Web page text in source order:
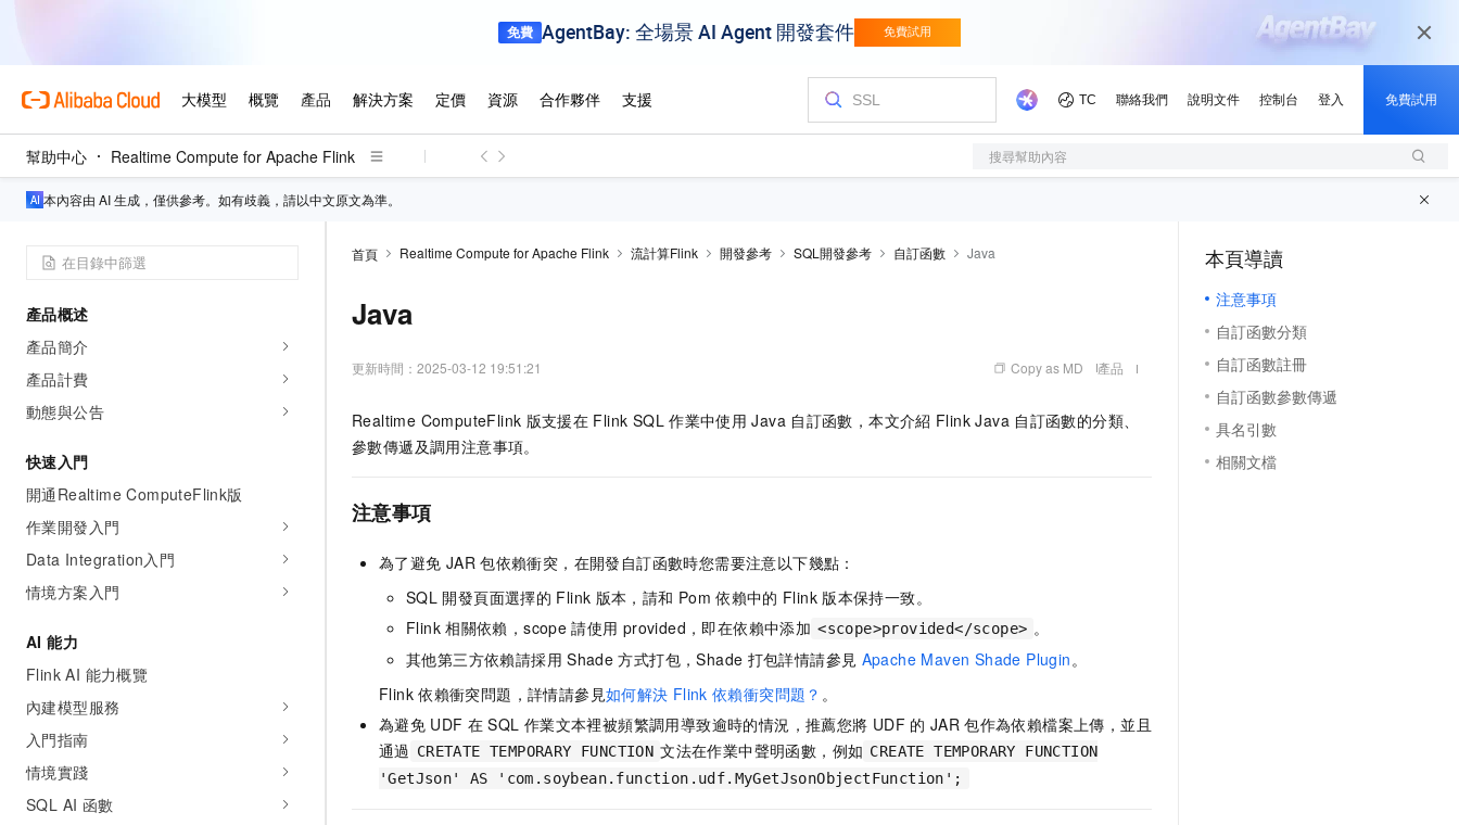
幫助中心 Realtime Compute for Apache Flink 搜尋幫助內容
本內容由 AI 生成，僅供參考。如有歧義，請以中文原文為準。
產品概述
產品簡介
產品計費
動態與公告
快速入門
開通Realtime ComputeFlink版
作業開發入門
Data Integration入門
情境方案入門
AI 能力
Flink AI 能力概覽
內建模型服務
入門指南
情境實踐
SQL AI 函數
首頁 Realtime Compute for Apache Flink 流計算Flink 開發參考 SQL開發參考 自訂函數 Java
Java
更新時間： 2025-03-12 19:51:21 Copy as MD 產品
Realtime ComputeFlink 版支援在 Flink SQL 作業中使用 Java 自訂函數，本文介紹 Flink Java 自訂函數的分類、
參數傳遞及調用注意事項。
注意事項
為了避免 JAR 包依賴衝突，在開發自訂函數時您需要注意以下幾點：
SQL 開發頁面選擇的 Flink 版本，請和 Pom 依賴中的 Flink 版本保持一致。
Flink 相關依賴，scope 請使用 provided，即在依賴中添加 <scope>provided</scope> 。
其他第三方依賴請採用 Shade 方式打包，Shade 打包詳情請參見 Apache Maven Shade Plugin。
Flink 依賴衝突問題，詳情請參見如何解決 Flink 依賴衝突問題？ 。
為避免 UDF 在 SQL 作業文本裡被頻繁調用導致逾時的情況，推薦您將 UDF 的 JAR 包作為依賴檔案上傳，並且
通過 CRETATE TEMPORARY FUNCTION 文法在作業中聲明函數，例如 CREATE TEMPORARY FUNCTION
'GetJson' AS 'com.soybean.function.udf.MyGetJsonObjectFunction';
本頁導讀
注意事項
自訂函數分類
自訂函數註冊
自訂函數參數傳遞
具名引數
相關文檔